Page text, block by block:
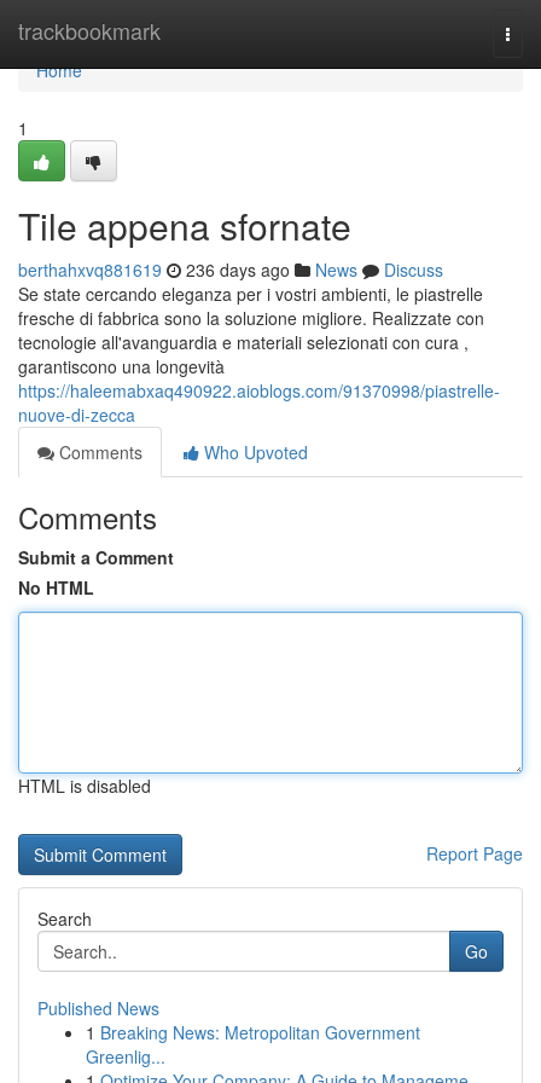
trackbookmark
Home
Home
1
Tile appena sfornate
berthahxvq881619 236 days ago News
Discuss
Se state cercando eleganza per i vostri ambienti, le piastrelle
fresche di fabbrica sono la soluzione migliore. Realizzate con
tecnologie all'avanguardia e materiali selezionati con cura ,
garantiscono una longevità
https://haleemabxaq490922.aioblogs.com/91370998/piastrelle-
nuove-di-zecca
Comments
Who Upvoted
Comments
Submit a Comment
No HTML
HTML is disabled
Report Page
Search
Go
Published News
1 Breaking News: Metropolitan Government
Greenlig...